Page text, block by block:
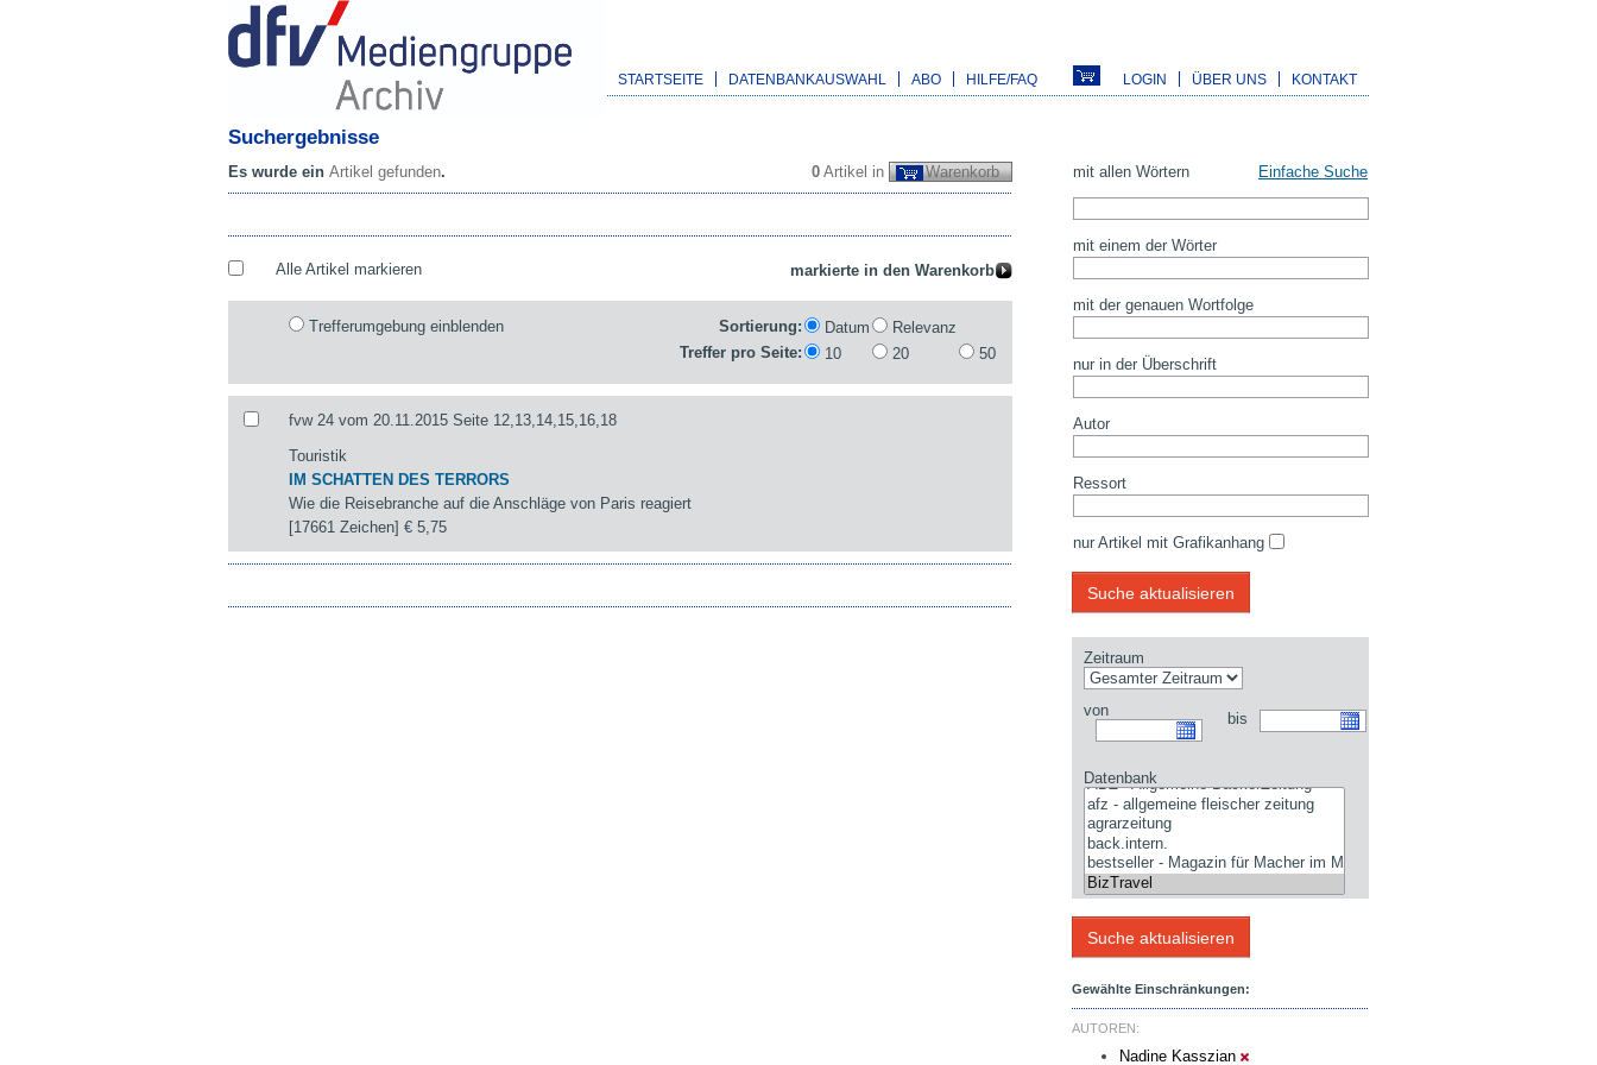
STARTSEITE DATENBANKAUSWAHL ABO HILFE/FAQ LOGIN ÜBER UNS KONTAKT
Suchergebnisse
0 Artikel in Warenkorb
Es wurde ein Artikel gefunden.
Alle Artikel markieren
Trefferumgebung einblenden Sortierung: Datum
Relevanz
Treffer pro Seite:
10 20 50
fvw 24 vom 20.11.2015 Seite 12,13,14,15,16,18
Touristik
IM SCHATTEN DES TERRORS
Wie die Reisebranche auf die Anschläge von Paris reagiert
[17661 Zeichen]€ 5,75
mit allen Wörtern Einfache Suche
mit einem der Wörter
mit der genauen Wortfolge
nur in der Überschrift
Autor
Ressort
nur Artikel mit Grafikanhang
Zeitraum
von bis
Datenbank
Gewählte Einschränkungen:
AUTOREN:
Nadine Kasszian